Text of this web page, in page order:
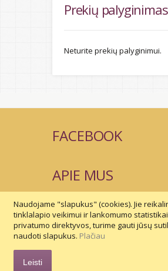
Prekių palyginimas
Neturite prekių palyginimui.
FACEBOOK
APIE MUS
SUSISIEKIME
Naudojame "slapukus" (cookies). Jie
tinklalapio veikimui ir lankomumo
privatumo direktyvos, turime gauti jūsų
naudoti slapukus. Plačiau
Leisti